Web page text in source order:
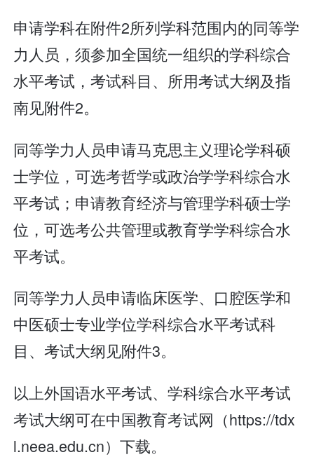
申请学科在附件2所列学科范围内的同等学
力人员，须参加全国统一组织的学科综合
水平考试，考试科目、所用考试大纲及指
南见附件2。
同等学力人员申请马克思主义理论学科硕
士学位，可选考哲学或政治学学科综合水
平考试；申请教育经济与管理学科硕士学
位，可选考公共管理或教育学学科综合水
平考试。
同等学力人员申请临床医学、口腔医学和
中医硕士专业学位学科综合水平考试科
目、考试大纲见附件3。
以上外国语水平考试、学科综合水平考试
考试大纲可在中国教育考试网（https://tdx
l.neea.edu.cn）下载。